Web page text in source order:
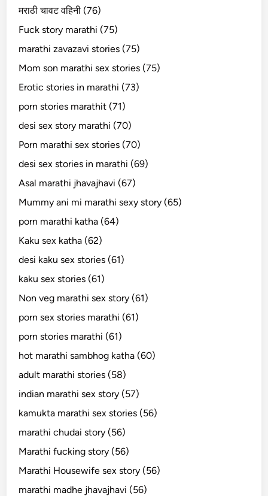
मराठी चावट वहिनी (76)
Fuck story marathi (75)
marathi zavazavi stories (75)
Mom son marathi sex stories (75)
Erotic stories in marathi (73)
porn stories marathit (71)
desi sex story marathi (70)
Porn marathi sex stories (70)
desi sex stories in marathi (69)
Asal marathi jhavajhavi (67)
Mummy ani mi marathi sexy story (65)
porn marathi katha (64)
Kaku sex katha (62)
desi kaku sex stories (61)
kaku sex stories (61)
Non veg marathi sex story (61)
porn sex stories marathi (61)
porn stories marathi (61)
hot marathi sambhog katha (60)
adult marathi stories (58)
indian marathi sex story (57)
kamukta marathi sex stories (56)
marathi chudai story (56)
Marathi fucking story (56)
Marathi Housewife sex story (56)
marathi madhe jhavajhavi (56)